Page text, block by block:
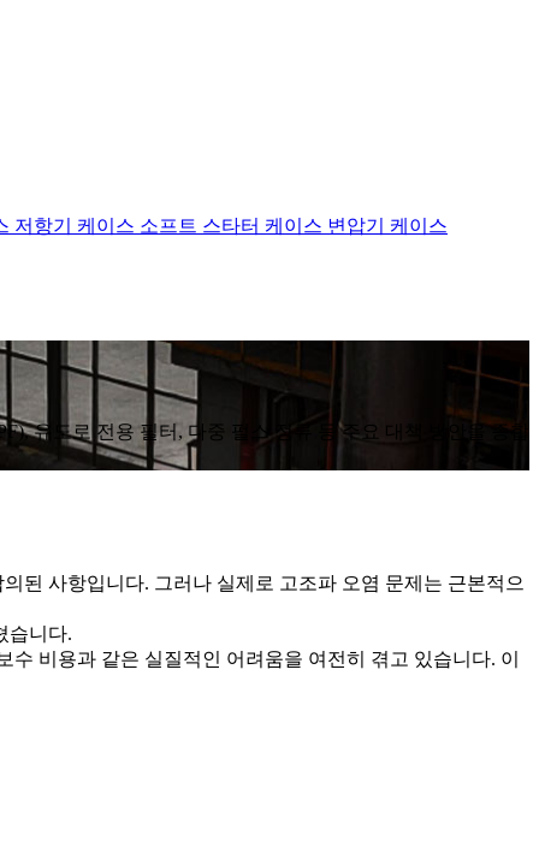
저항기 케이스 소프트 스타터 케이스 변압기 케이스
유도로 전용 필터, 다중 펄스 정류 등 주요 대책 방안을 종합
된 사항입니다. 그러나 실제로 고조파 오염 문제는 근본적으
습니다.
비용과 같은 실질적인 어려움을 여전히 겪고 있습니다. 이